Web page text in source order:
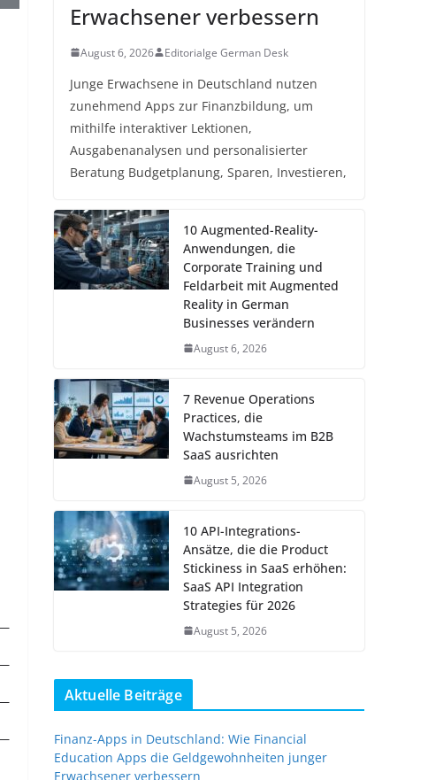
Erwachsener verbessern
August 6, 2026 Editorialge German Desk
Junge Erwachsene in Deutschland nutzen
zunehmend Apps zur Finanzbildung, um
mithilfe interaktiver Lektionen,
Ausgabenanalysen und personalisierter
Beratung Budgetplanung, Sparen, Investieren,
10 Augmented-Reality-
Anwendungen, die
Corporate Training und
Feldarbeit mit Augmented
Reality in German
Businesses verändern
August 6, 2026
7 Revenue Operations
Practices, die
Wachstumsteams im B2B
SaaS ausrichten
August 5, 2026
10 API-Integrations-
Ansätze, die die Product
Stickiness in SaaS erhöhen:
SaaS API Integration
Strategies für 2026
August 5, 2026
Aktuelle Beiträge
Finanz-Apps in Deutschland: Wie Financial
Education Apps die Geldgewohnheiten junger
Erwachsener verbessern